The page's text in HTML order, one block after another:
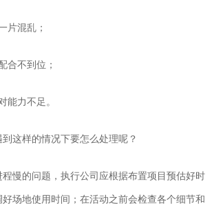
片混乱；
合不到位；
能力不足。
这样的情况下要怎么处理呢？
慢的问题，执行公司应根据布置项目预估好时
场地使用时间；在活动之前会检查各个细节和